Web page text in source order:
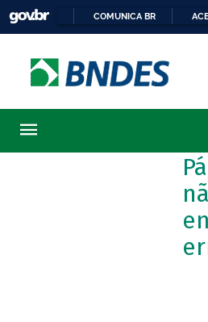
COMUNICA BR